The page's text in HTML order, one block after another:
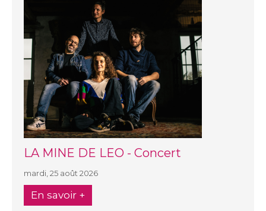
LA MINE DE LEO - Concert
mardi, 25 août 2026
En savoir +